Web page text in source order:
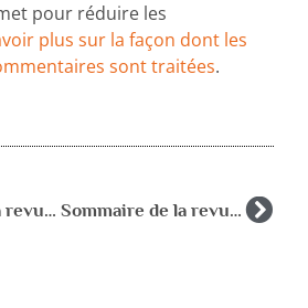
pour réduire les
plus sur la façon dont les
sont traitées.
Sommaire de la revue Psychologie et Education 2011-3 Sommaire de la revue Psychologie et Education 2012-1